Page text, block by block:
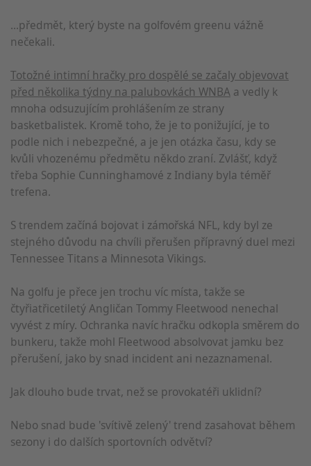
...předmět, který byste na golfovém greenu vážně
nečekali.
Totožné intimní hračky pro dospělé se začaly objevovat
před několika týdny na palubovkách WNBA a vedly k
mnoha odsuzujícím prohlášením ze strany
basketbalistek. Kromě toho, že je to ponižující, je to
podle nich i nebezpečné, a je jen otázka času, kdy se
kvůli vhozenému předmětu někdo zraní. Zvlášť, když
třeba Sophie Cunninghamové z Indiany byla téměř
trefena.
S trendem začíná bojovat i zámořská NFL, kdy byl ze
stejného důvodu na chvíli přerušen přípravný duel mezi
Tennessee Titans a Minnesota Vikings.
Na golfu je přece jen trochu víc místa, takže se
čtyřiatřicetiletý Angličan Tommy Fleetwood nenechal
vyvést z míry. Ochranka navíc hračku odkopla směrem do
bunkeru, takže mohl Fleetwood absolvovat jamku bez
přerušení, jako by snad incident ani nezaznamenal.
Jak dlouho bude trvat, než se provokatéři uklidní?
Nebo snad bude 'svítivě zelený' trend zasahovat během
sezony i do dalších sportovních odvětví?